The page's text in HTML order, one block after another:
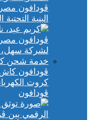
البنية التحتية
ڤودافون
كروت
ڤودافون